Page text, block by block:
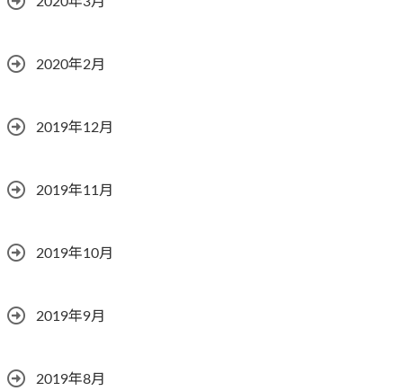
2020年2月
2019年12月
2019年11月
2019年10月
2019年9月
2019年8月